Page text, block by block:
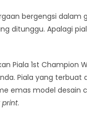
bergengsi
ditunggu. Apalagi
Piala 1st Champion
Piala yang
emas model desain
print.